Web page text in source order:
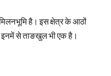
मिलनभूमि है। इस क्षेत्र के आठों
इनमें से ताङखुल भी एक है।